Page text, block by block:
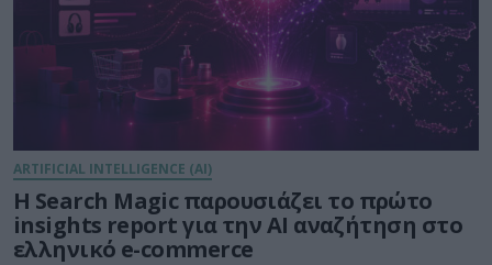
ARTIFICIAL INTELLIGENCE (AI)
Η Search Magic παρουσιάζει το πρώτο
insights report για την AI αναζήτηση στο
ελληνικό e-commerce